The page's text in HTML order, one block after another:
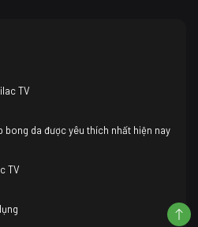
TV
bong da được yêu thích nhất hiện nay
TV